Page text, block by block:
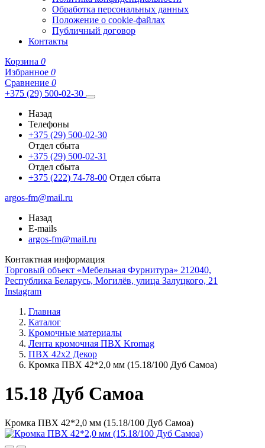
Обработка персональных данных
Положение о cookie-файлах
Публичный договор
Контакты
Корзина 0
Избранное 0
Сравнение 0
+375 (29) 500-02-30
Назад
Телефоны
+375 (29) 500-02-30
Отдел сбыта
+375 (29) 500-02-31
Отдел сбыта
+375 (222) 74-78-00 Отдел сбыта
argos-fm@mail.ru
Назад
E-mails
argos-fm@mail.ru
Контактная информация
Торговый объект «Мебельная Фурнитура» 212040,
Республика Беларусь, Могилёв, улица Залуцкого, 21
Instagram
Главная
Каталог
Кромочные материалы
Лента кромочная ПВХ Kromag
ПВХ 42x2 Декор
Кромка ПВХ 42*2,0 мм (15.18/100 Дуб Самоа)
15.18 Дуб Самоа
Кромка ПВХ 42*2,0 мм (15.18/100 Дуб Самоа)